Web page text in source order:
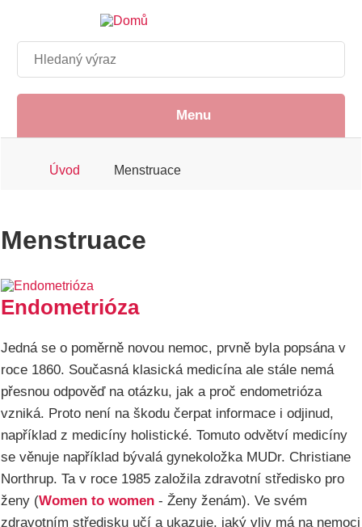
obsahu
Hledat
Menu
Drobečková
Úvod Menstruace
Menstruace
Endometrióza
Jedná se o poměrně novou nemoc, prvně byla popsána v
roce 1860. Současná klasická medicína ale stále nemá
přesnou odpověď na otázku, jak a proč endometrióza
vzniká. Proto není na škodu čerpat informace i odjinud,
například z medicíny holistické. Tomuto odvětví medicíny
se věnuje například bývalá gynekoložka MUDr. Christiane
Northrup. Ta v roce 1985 založila zdravotní středisko pro
ženy (Women to women - Ženy ženám). Ve svém
zdravotním středisku učí a ukazuje, jaký vliv má na nemoci